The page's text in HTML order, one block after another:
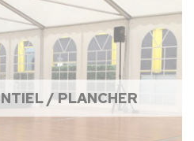
/ PLANCHER